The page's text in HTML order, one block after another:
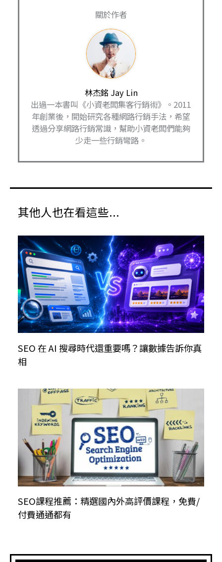
關於作者
林杰銘 Jay Lin
出過一本書叫《小資老闆集客行銷術》。2011
年創業後，開始研究各種網路行銷手法，希望
透過分享網路行銷常識，幫助小資老闆們能夠
少走一些行銷彎路。
其他人也在看這些...
SEO 在 AI 搜尋時代還重要嗎？讓數據告訴你真
相
SEO課程推薦：精選國內外高評價課程，免費/
付費通通都有